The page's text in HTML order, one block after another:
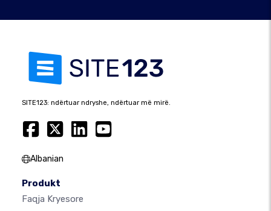
SITE123: ndërtuar ndryshe, ndërtuar më mirë.
Albanian
Produkt
Faqja Kryesore